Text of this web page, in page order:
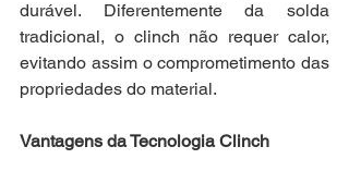
durável. Diferentemente da solda
tradicional, o clinch não requer calor,
evitando assim o comprometimento das
propriedades do material.
Vantagens da Tecnologia Clinch